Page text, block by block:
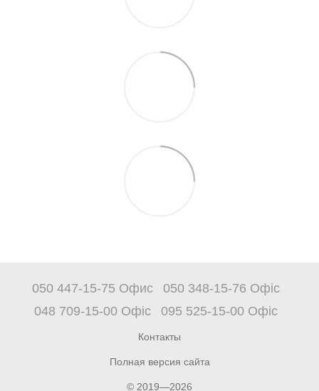
050 447-15-75 Офис
050 348-15-76 Офіс
048 709-15-00 Офіс
095 525-15-00 Офіс
Контакты
Полная версия сайта
© 2019—2026